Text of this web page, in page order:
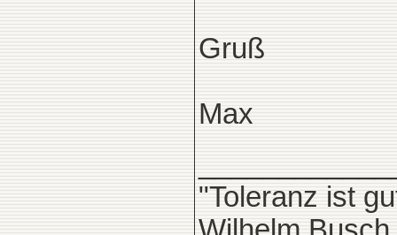
Gruß
Max
"Toleranz ist